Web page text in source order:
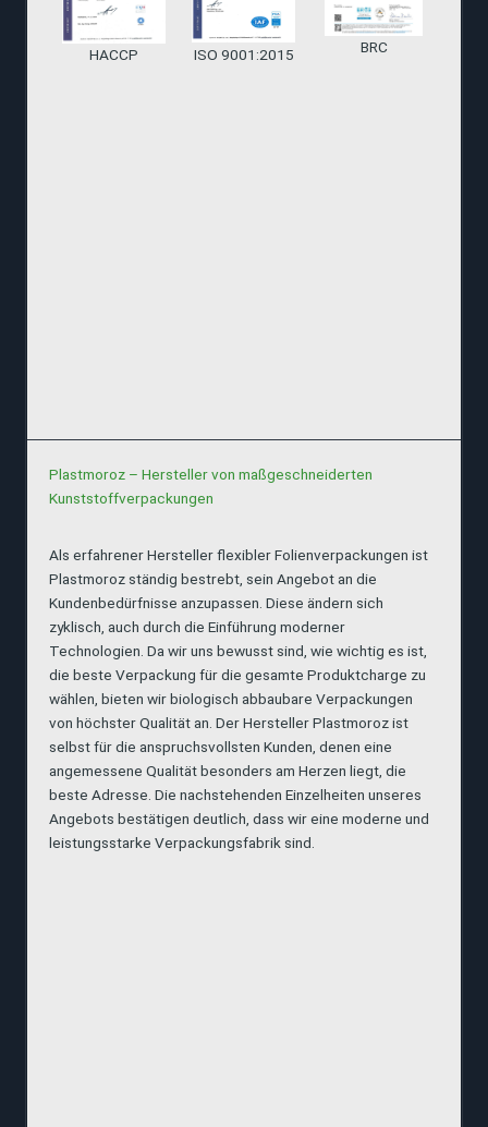
HACCP ISO 9001:2015 BRC
Plastmoroz – Hersteller von maßgeschneiderten
Kunststoffverpackungen
Als erfahrener Hersteller flexibler Folienverpackungen ist
Plastmoroz ständig bestrebt, sein Angebot an die
Kundenbedürfnisse anzupassen. Diese ändern sich
zyklisch, auch durch die Einführung moderner
Technologien. Da wir uns bewusst sind, wie wichtig es ist,
die beste Verpackung für die gesamte Produktcharge zu
wählen, bieten wir biologisch abbaubare Verpackungen
von höchster Qualität an. Der Hersteller Plastmoroz ist
selbst für die anspruchsvollsten Kunden, denen eine
angemessene Qualität besonders am Herzen liegt, die
beste Adresse. Die nachstehenden Einzelheiten unseres
Angebots bestätigen deutlich, dass wir eine moderne und
leistungsstarke Verpackungsfabrik sind.